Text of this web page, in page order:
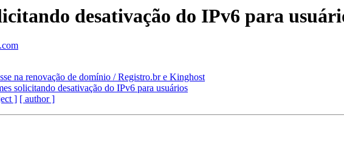
desativação do IPv6 para
na renovação de domínio / Registro.br e Kinghost
solicitando desativação do IPv6 para usuários
] [ author ]